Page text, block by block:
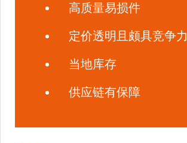
高质量易损件
定价透明且颇具竞争力
当地库存
供应链有保障